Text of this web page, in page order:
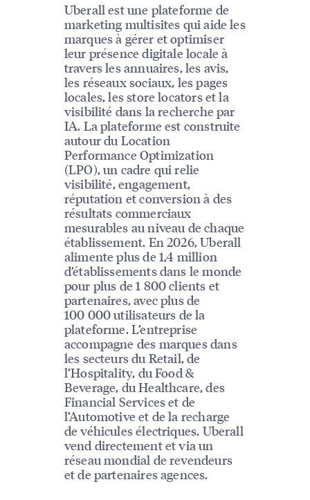
Uberall est une plateforme de
marketing multisites qui aide les
marques à gérer et optimiser
leur présence digitale locale à
travers les annuaires, les avis,
les réseaux sociaux, les pages
locales, les store locators et la
visibilité dans la recherche par
IA. La plateforme est construite
autour du Location
Performance Optimization
(LPO), un cadre qui relie
visibilité, engagement,
réputation et conversion à des
résultats commerciaux
mesurables au niveau de chaque
établissement. En 2026, Uberall
alimente plus de 1,4 million
d’établissements dans le monde
pour plus de 1 800 clients et
partenaires, avec plus de
100 000 utilisateurs de la
plateforme. L’entreprise
accompagne des marques dans
les secteurs du Retail, de
l’Hospitality, du Food &
Beverage, du Healthcare, des
Financial Services et de
l’Automotive et de la recharge
de véhicules électriques. Uberall
vend directement et via un
réseau mondial de revendeurs
et de partenaires agences.